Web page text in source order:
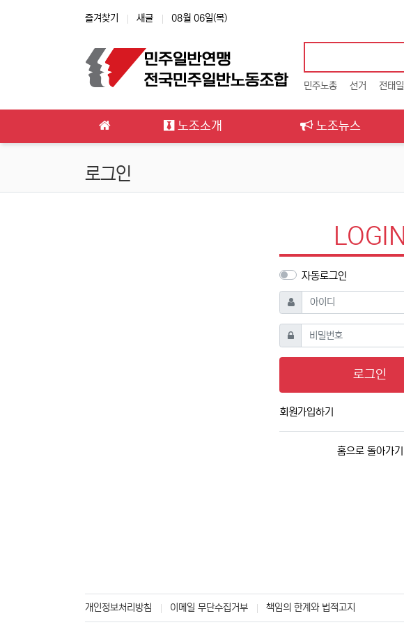
즐겨찾기 새글 08월 06일(목)
민주노총 선거 전태일
노조소개 노조뉴스
로그인
LOGIN
자동로그인
아이디
필수
비밀번호필수
로그인
회원가입하기
홈으로 돌아가기
개인정보처리방침 이메일 무단수집거부 책임의 한계와 법적고지